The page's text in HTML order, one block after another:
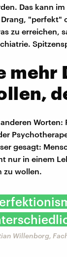
Das kann
"perfekt"
zu erreichen,
mehr
gesagt:
nur in einem
zu wollen.
Willenborg,